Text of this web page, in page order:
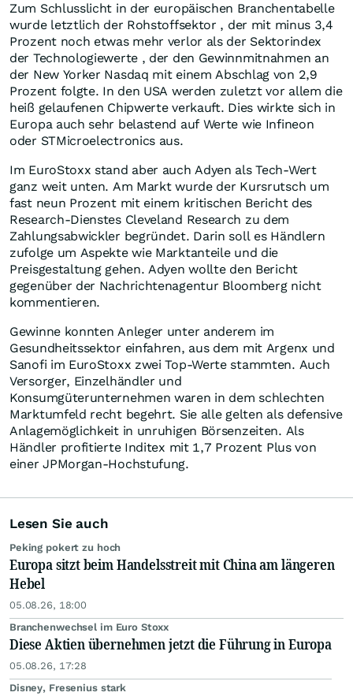
Zum Schlusslicht in der europäischen Branchentabelle
wurde letztlich der Rohstoffsektor , der mit minus 3,4
Prozent noch etwas mehr verlor als der Sektorindex
der Technologiewerte , der den Gewinnmitnahmen an
der New Yorker Nasdaq mit einem Abschlag von 2,9
Prozent folgte. In den USA werden zuletzt vor allem die
heiß gelaufenen Chipwerte verkauft. Dies wirkte sich in
Europa auch sehr belastend auf Werte wie Infineon
oder STMicroelectronics aus.
Im EuroStoxx stand aber auch Adyen als Tech-Wert
ganz weit unten. Am Markt wurde der Kursrutsch um
fast neun Prozent mit einem kritischen Bericht des
Research-Dienstes Cleveland Research zu dem
Zahlungsabwickler begründet. Darin soll es Händlern
zufolge um Aspekte wie Marktanteile und die
Preisgestaltung gehen. Adyen wollte den Bericht
gegenüber der Nachrichtenagentur Bloomberg nicht
kommentieren.
Gewinne konnten Anleger unter anderem im
Gesundheitssektor einfahren, aus dem mit Argenx und
Sanofi im EuroStoxx zwei Top-Werte stammten. Auch
Versorger, Einzelhändler und
Konsumgüterunternehmen waren in dem schlechten
Marktumfeld recht begehrt. Sie alle gelten als defensive
Anlagemöglichkeit in unruhigen Börsenzeiten. Als
Händler profitierte Inditex mit 1,7 Prozent Plus von
einer JPMorgan-Hochstufung.
Lesen Sie auch
Peking pokert zu hoch
Europa sitzt beim Handelsstreit mit China am längeren
Hebel
05.08.26, 18:00
Branchenwechsel im Euro Stoxx
Diese Aktien übernehmen jetzt die Führung in Europa
05.08.26, 17:28
Disney, Fresenius stark